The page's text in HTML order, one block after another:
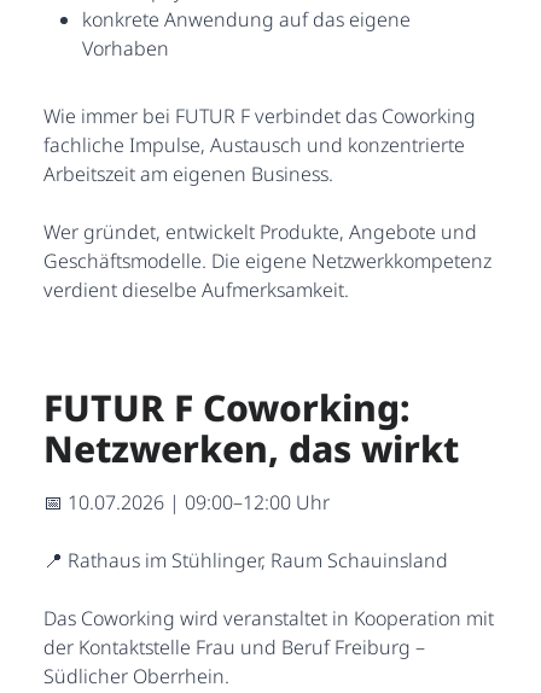
konkrete Anwendung auf das eigene
Vorhaben
Wie immer bei FUTUR F verbindet das Coworking
fachliche Impulse, Austausch und konzentrierte
Arbeitszeit am eigenen Business.
Wer gründet, entwickelt Produkte, Angebote und
Geschäftsmodelle. Die eigene Netzwerkkompetenz
verdient dieselbe Aufmerksamkeit.
FUTUR F Coworking:
Netzwerken, das wirkt
📅 10.07.2026 | 09:00–12:00 Uhr
📍 Rathaus im Stühlinger, Raum Schauinsland
Das Coworking wird veranstaltet in Kooperation mit
der Kontaktstelle Frau und Beruf Freiburg –
Südlicher Oberrhein.